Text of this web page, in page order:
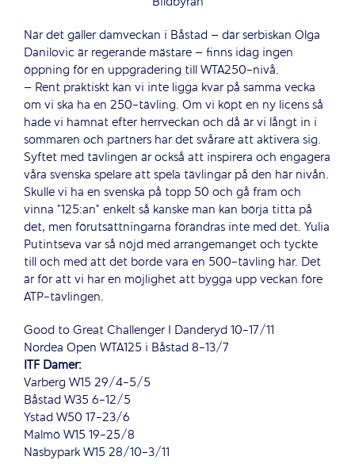
När det gäller damveckan i Båstad – där serbiskan Olga
Danilovic är regerande mästare – finns idag ingen
öppning för en uppgradering till WTA250-nivå.
– Rent praktiskt kan vi inte ligga kvar på samma vecka
om vi ska ha en 250-tävling. Om vi köpt en ny licens så
hade vi hamnat efter herrveckan och då är vi långt in i
sommaren och partners har det svårare att aktivera sig.
Syftet med tävlingen är också att inspirera och engagera
våra svenska spelare att spela tävlingar på den här nivån.
Skulle vi ha en svenska på topp 50 och gå fram och
vinna ”125:an” enkelt så kanske man kan börja titta på
det, men förutsättningarna förändras inte med det. Yulia
Putintseva var så nöjd med arrangemanget och tyckte
till och med att det borde vara en 500-tävling här. Det
är för att vi har en möjlighet att bygga upp veckan före
ATP-tävlingen.
Good to Great Challenger I Danderyd 10-17/11
Nordea Open WTA125 i Båstad 8-13/7
ITF Damer:
Varberg W15 29/4-5/5
Båstad W35 6-12/5
Ystad W50 17-23/6
Malmö W15 19-25/8
Näsbypark W15 28/10-3/11